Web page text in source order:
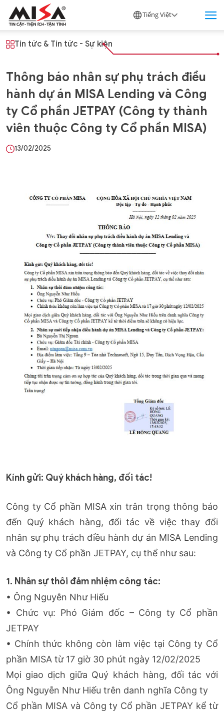
Tiếng Việt
Tin tức & Tin tức - Sự kiện
Thông báo nhân sự phụ trách điều
hành dự án MISA Lending và Công
ty Cổ phần JETPAY (Công ty thành
viên thuộc Công ty Cổ phần MISA)
13/02/2025
Kính gửi: Quý khách hàng, đối tác!
Công ty Cổ phần MISA xin trân trọng thông báo
đến Quý khách hàng, đối tác về việc thay đổi
nhân sự phụ trách điều hành dự án MISA Lending
và Công ty Cổ phần JETPAY, cụ thể như sau:
1. Nhân sự thôi đảm nhiệm công tác:
• Ông Nguyễn Như Hiếu
• Chức vụ: Phó Giám đốc – Công ty Cổ phần
JETPAY
• Chính thức không còn làm việc tại Công ty Cổ
phần MISA từ 17 giờ 30 phút ngày 12/02/2025
Mọi giao dịch giữa Quý khách hàng, đối tác với
Ông Nguyễn Như Hiếu trên danh nghĩa Công ty
Cổ phần MISA và Công ty Cổ phần JETPAY kể từ